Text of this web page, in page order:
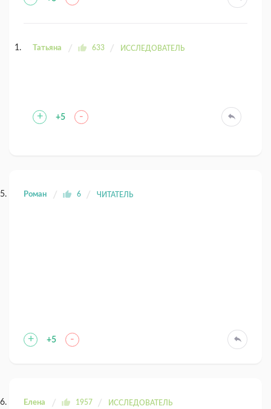
Татьяна 633 ИССЛЕДОВАТЕЛЬ
+ +5 -
Роман 6 ЧИТАТЕЛЬ
+ +5 -
Елена 1957 ИССЛЕДОВАТЕЛЬ